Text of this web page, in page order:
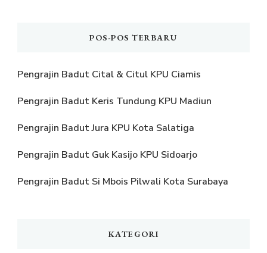
POS-POS TERBARU
Pengrajin Badut Cital & Citul KPU Ciamis
Pengrajin Badut Keris Tundung KPU Madiun
Pengrajin Badut Jura KPU Kota Salatiga
Pengrajin Badut Guk Kasijo KPU Sidoarjo
Pengrajin Badut Si Mbois Pilwali Kota Surabaya
KATEGORI